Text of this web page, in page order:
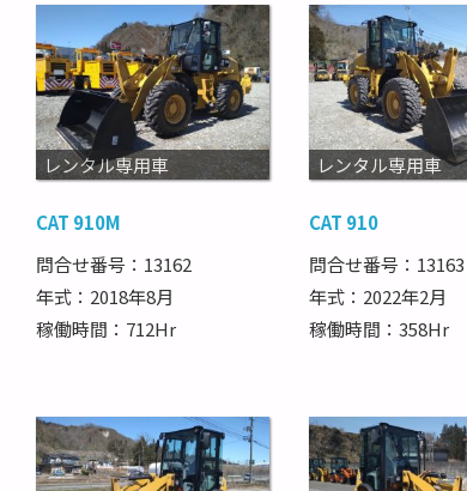
レンタル専用車
CAT 910M
問合せ番号：13162
年式：2018年8月
稼働時間：712Hr
レンタル専用車
CAT 910
問合せ番号：13163
年式：2022年2月
稼働時間：358Hr